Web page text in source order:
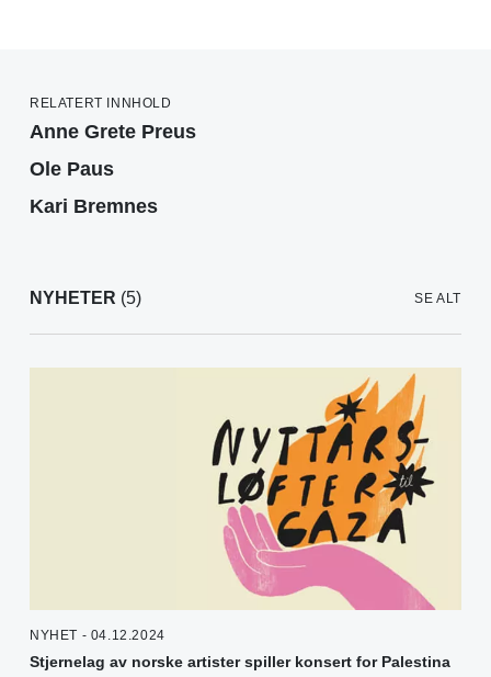
RELATERT INNHOLD
Anne Grete Preus
Ole Paus
Kari Bremnes
NYHETER (5) SE ALT
NYHET - 04.12.2024
Stjernelag av norske artister spiller konsert for Palestina